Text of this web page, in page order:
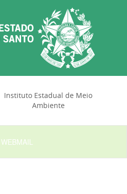
Instituto Estadual de Meio
Ambiente
WEBMAIL